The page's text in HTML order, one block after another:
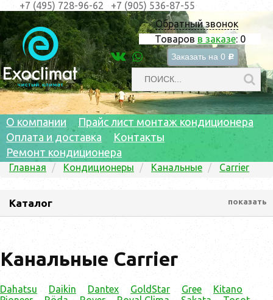
Обратный звонок
Товаров в заказе: 0
Заказать на 0 c
+7 (495) 728-96-62 +7 (905) 536-87-55
О компании
Прайс лист монтаж кондиционера
Оплата и доставка
Контакты
Ремонт кондиционера
Главная Кондиционеры Канальные Carrier
Каталог показать
Канальные Carrier
Dahatsu Daikin Dantex GoldStar Gree
Kitano